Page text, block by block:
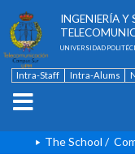
INGENIERÍA Y
UNIVERSIDAD
Intra-Staff Intra-Alums
The School /